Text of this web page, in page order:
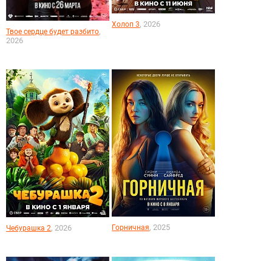
Твое сердце будет разбито,
2026
Холоп 3, 2026
Чебурашка 2, 2026 Горничная, 2025